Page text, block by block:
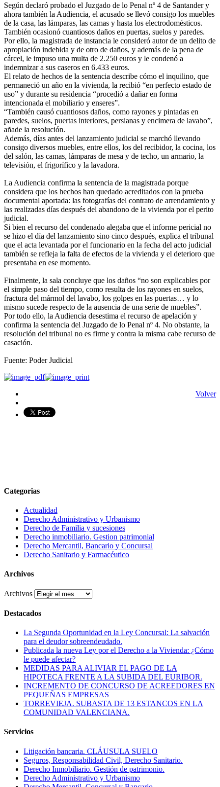
Según declaró probado el Juzgado de lo Penal nº 4 de Santander y
ahora también la Audiencia, el acusado se llevó consigo los muebles
de la casa, las lámparas, las camas y hasta los electrodomésticos.
También ocasionó cuantiosos daños en puertas, suelos y paredes.
Por ello, la magistrada de instancia le consideró autor de un delito de
apropiación indebida y de otro de daños, y además de la pena de
cárcel, le impuso una multa de 2.250 euros y le condenó a
indemnizar a sus caseros en 6.433 euros.
El relato de hechos de la sentencia describe cómo el inquilino, que
permaneció un año en la vivienda, la recibió “en perfecto estado de
uso” y durante su residencia “procedió a dañar en forma
intencionada el mobiliario y enseres”.
“También causó cuantiosos daños, como rayones y pintadas en
paredes, suelos, puertas interiores, persianas y encimera de lavabo”,
añade la resolución.
Además, días antes del lanzamiento judicial se marchó llevando
consigo diversos muebles, entre ellos, los del recibidor, la cocina, los
del salón, las camas, lámparas de mesa y de techo, un armario, la
televisión, el frigorífico y la lavadora.
La Audiencia confirma la sentencia de la magistrada porque
considera que los hechos han quedado acreditados con la prueba
documental aportada: las fotografías del contrato de arrendamiento y
las realizadas días después del abandono de la vivienda por el perito
judicial.
Si bien el recurso del condenado alegaba que el informe pericial no
se hizo el día del lanzamiento sino cinco después, explica el tribunal
que el acta levantada por el funcionario en la fecha del acto judicial
también se refleja la falta de efectos de la vivienda y el deterioro que
presentaba en ese momento.
Finalmente, la sala concluye que los daños “no son explicables por
el simple paso del tiempo, como resulta de los rayones en suelos,
fractura del mármol del lavabo, los golpes en las puertas… y lo
mismo sucede respecto de la ausencia de una serie de muebles”.
Por todo ello, la Audiencia desestima el recurso de apelación y
confirma la sentencia del Juzgado de lo Penal nº 4. No obstante, la
resolución del tribunal no es firme y contra la misma cabe recurso de
casación.
Fuente: Poder Judicial
Volver
Categorias
Actualidad
Derecho Administrativo y Urbanismo
Derecho de Familia y sucesiones
Derecho inmobiliario. Gestion patrimonial
Derecho Mercantil, Bancario y Concursal
Derecho Sanitario y Farmacéutico
Archivos
Archivos
Destacados
La Segunda Oportunidad en la Ley Concursal: La salvación
para el deudor sobreendeudado.
Publicada la nueva Ley por el Derecho a la Vivienda: ¿Cómo
le puede afectar?
MEDIDAS PARA ALIVIAR EL PAGO DE LA
HIPOTECA FRENTE A LA SUBIDA DEL EURIBOR.
INCREMENTO DE CONCURSO DE ACREEDORES EN
PEQUEÑAS EMPRESAS
TORREVIEJA. SUBASTA DE 13 ESTANCOS EN LA
COMUNIDAD VALENCIANA.
Servicios
Litigación bancaria. CLÁUSULA SUELO
Seguros, Responsabilidad Civil, Derecho Sanitario.
Derecho Inmobiliario. Gestión de patrimonio.
Derecho Administrativo y Urbanismo